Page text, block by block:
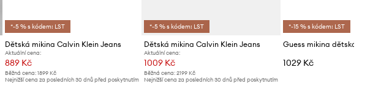
*-5 % s kódem: LST
Dětská mikina Calvin Klein Jeans
Aktuální cena:
889 Kč
Běžná cena: 1899 Kč
Nejnižší cena za posledních 30 dnů před poskytnutím
*-5 % s kódem: LST
Dětská mikina Calvin Klein Jeans
Aktuální cena:
1009 Kč
Běžná cena:2199 Kč
Nejnižší cena za posledních 30 dnů před poskytnutím
*-15 % s kódem: LST
Guess mikina dětská
1029 Kč